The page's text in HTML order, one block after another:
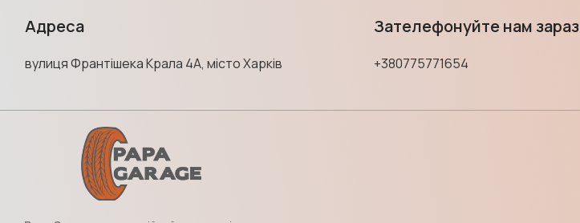
Адреса
вулиця Франтішека Крала 4А, місто Харків
Зателефонуйте нам зараз
+380775771654